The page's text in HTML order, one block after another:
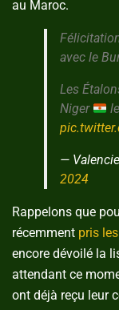
au Maroc.
avec le
Les
Niger
—
2024
Rappelons que
récemment pris
encore dévoilé la
attendant ce
ont déjà reçu leur